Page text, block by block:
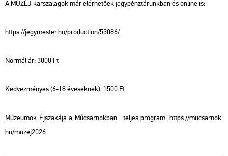
A MÚZÉJ kar­sza­la­gok már el­ér­he­tő­ek jegy­pénz­tá­runk­ban és on­line is:
https://​jegy­mes­ter.​hu/​pro­duc­ti­on/​53086/
Nor­mál ár: 3000 Ft
Ked­vez­mé­nyes (6-18 éve­sek­nek): 1500 Ft
Mú­ze­u­mok Éj­sza­ká­ja a Mű­csar­nok­ban | tel­jes prog­ram: https://​mu­csar­nok.​
hu/​mu­zej2026